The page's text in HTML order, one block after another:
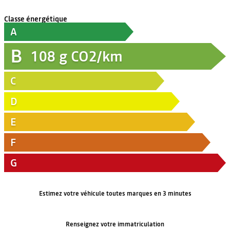
Classe énergétique
A
B 108 g CO2/km
C
D
E
F
G
Estimez votre véhicule toutes marques en 3 minutes
Renseignez votre immatriculation